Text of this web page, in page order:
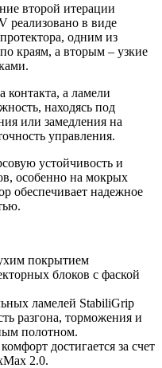
второй итерации
реализовано в виде
одним из
краям, а вторым – узкие
а ламели
находясь под
или замедления на
управления.
устойчивость и
особенно на мокрых
обеспечивает надежное
покрытием
блоков с фаской
ламелей StabiliGrip
разгона, торможения и
полотном.
достигается за счет
2.0.